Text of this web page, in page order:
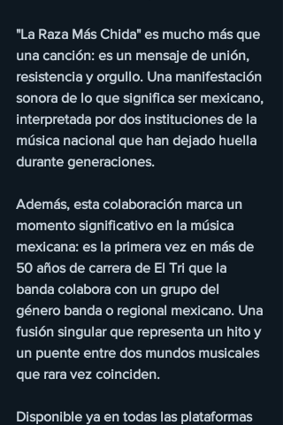
"La Raza Más Chida" es mucho más que
una canción: es un mensaje de unión,
resistencia y orgullo. Una manifestación
sonora de lo que significa ser mexicano,
interpretada por dos instituciones de la
música nacional que han dejado huella
durante generaciones.
Además, esta colaboración marca un
momento significativo en la música
mexicana: es la primera vez en más de
50 años de carrera de El Tri que la
banda colabora con un grupo del
género banda o regional mexicano. Una
fusión singular que representa un hito y
un puente entre dos mundos musicales
que rara vez coinciden.
Disponible ya en todas las plataformas